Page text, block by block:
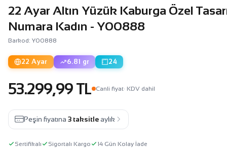
22 Ayar Altın Yüzük Kaburga Özel
Numara Kadın - Y00888
Barkod: Y00888
22 Ayar 6.81 gr 24
53.299,99 TL Canli fiyat· KDV dahil
Peşin fiyatına 3 taksitle aylık
Sertifikalı Sigortalı Kargo 14 Gün Kolay İade